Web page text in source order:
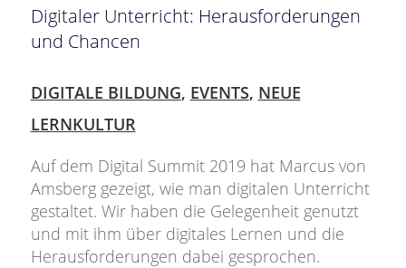
Digitaler Unterricht: Herausforderungen
und Chancen
DIGITALE BILDUNG, EVENTS, NEUE
LERNKULTUR
Auf dem Digital Summit 2019 hat Marcus von
Amsberg gezeigt, wie man digitalen Unterricht
gestaltet. Wir haben die Gelegenheit genutzt
und mit ihm über digitales Lernen und die
Herausforderungen dabei gesprochen.